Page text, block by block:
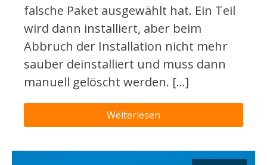
falsche Paket ausgewählt hat. Ein Teil
wird dann installiert, aber beim
Abbruch der Installation nicht mehr
sauber deinstalliert und muss dann
manuell gelöscht werden. […]
Weiterlesen